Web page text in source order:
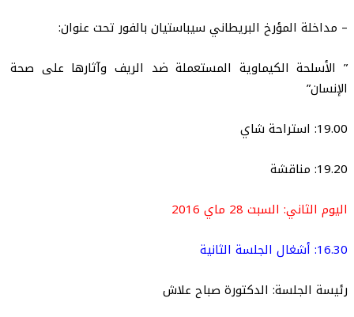
– مداخلة المؤرخ البريطاني سيباستيان بالفور تحت عنوان:
” الأسلحة الكيماوية المستعملة ضد الريف وآثارها على صحة
الإنسان”
19.00: استراحة شاي
19.20: مناقشة
اليوم الثاني: السبت 28 ماي 2016
16.30: أشغال الجلسة الثانية
رئيسة الجلسة: الدكتورة صباح علاش